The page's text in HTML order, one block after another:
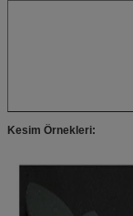
Kesim Örnekleri: